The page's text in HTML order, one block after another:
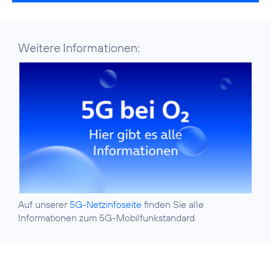
Weitere Informationen:
Auf unserer 5G-Netzinfoseite finden Sie alle
Informationen zum 5G-Mobilfunkstandard.